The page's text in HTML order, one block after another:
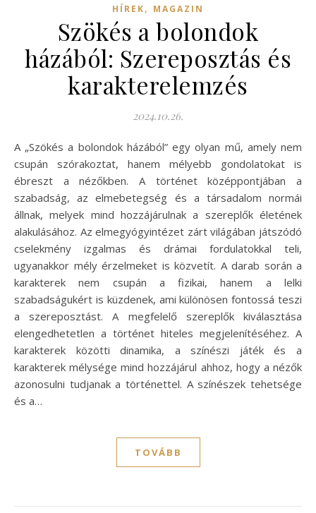
HÍREK, MAGAZIN
Szökés a bolondok
házából: Szereposztás és
karakterelemzés
2024.10.26.
A „Szökés a bolondok házából” egy olyan mű, amely nem
csupán szórakoztat, hanem mélyebb gondolatokat is
ébreszt a nézőkben. A történet középpontjában a
szabadság, az elmebetegség és a társadalom normái
állnak, melyek mind hozzájárulnak a szereplők életének
alakulásához. Az elmegyógyintézet zárt világában játszódó
cselekmény izgalmas és drámai fordulatokkal teli,
ugyanakkor mély érzelmeket is közvetít. A darab során a
karakterek nem csupán a fizikai, hanem a lelki
szabadságukért is küzdenek, ami különösen fontossá teszi
a szereposztást. A megfelelő szereplők kiválasztása
elengedhetetlen a történet hiteles megjelenítéséhez. A
karakterek közötti dinamika, a színészi játék és a
karakterek mélysége mind hozzájárul ahhoz, hogy a nézők
azonosulni tudjanak a történettel. A színészek tehetsége
és a…
TOVÁBB